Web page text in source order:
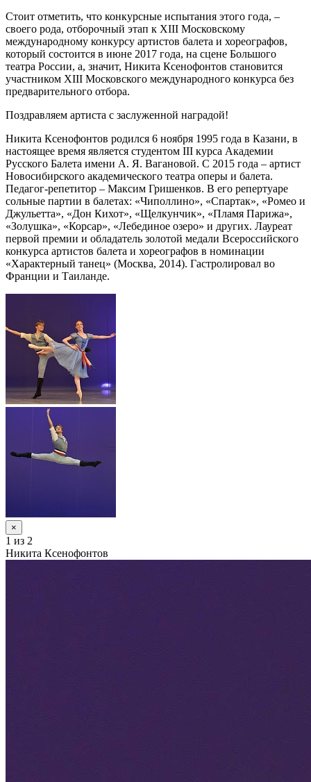
Стоит отметить, что конкурсные испытания этого года, –
своего рода, отборочный этап к XIII Московскому
международному конкурсу артистов балета и хореографов,
который состоится в июне 2017 года, на сцене Большого
театра России, а, значит, Никита Ксенофонтов становится
участником XIII Московского международного конкурса без
предварительного отбора.
Поздравляем артиста с заслуженной наградой!
Никита Ксенофонтов родился 6 ноября 1995 года в Казани, в
настоящее время является студентом III курса Академии
Русского Балета имени А. Я. Вагановой. С 2015 года – артист
Новосибирского академического театра оперы и балета.
Педагог-репетитор – Максим Гришенков. В его репертуаре
сольные партии в балетах: «Чиполлино», «Спартак», «Ромео и
Джульетта», «Дон Кихот», «Щелкунчик», «Пламя Парижа»,
«Золушка», «Корсар», «Лебединое озеро» и других. Лауреат
первой премии и обладатель золотой медали Всероссийского
конкурса артистов балета и хореографов в номинации
«Характерный танец» (Москва, 2014). Гастролировал во
Франции и Таиланде.
×
1 из 2
Никита Ксенофонтов